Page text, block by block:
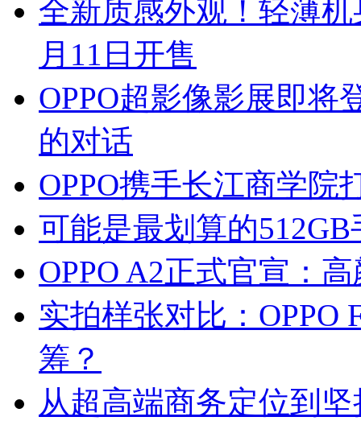
全新质感外观！轻薄机
月11日开售
OPPO超影像影展即将
的对话
OPPO携手长江商学院
可能是最划算的
OPPO A2正式官宣：
实拍样张对比：OPPO
筹？
从超高端商务定位到